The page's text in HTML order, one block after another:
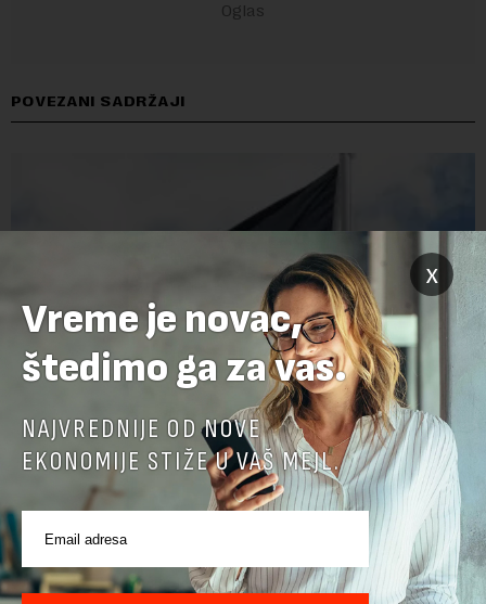
POVEZANI SADRŽAJI
Papua Nova Gvineja potvrdila učešće na Ekspo
2027
Papua Nova Gvineja jedna je od 141 međunarodne učesnice
koje su do sada potvrdile učešće na specijalizovanoj
međunarodnoj izložbi "Ekspu 2027" Beograd, gde će predstaviti
i kao državu sa najvećom jezičkom ra...
x
Vreme je novac,
štedimo ga za vas.
NAJVREDNIJE OD NOVE
EKONOMIJE STIŽE U VAŠ MEJL.